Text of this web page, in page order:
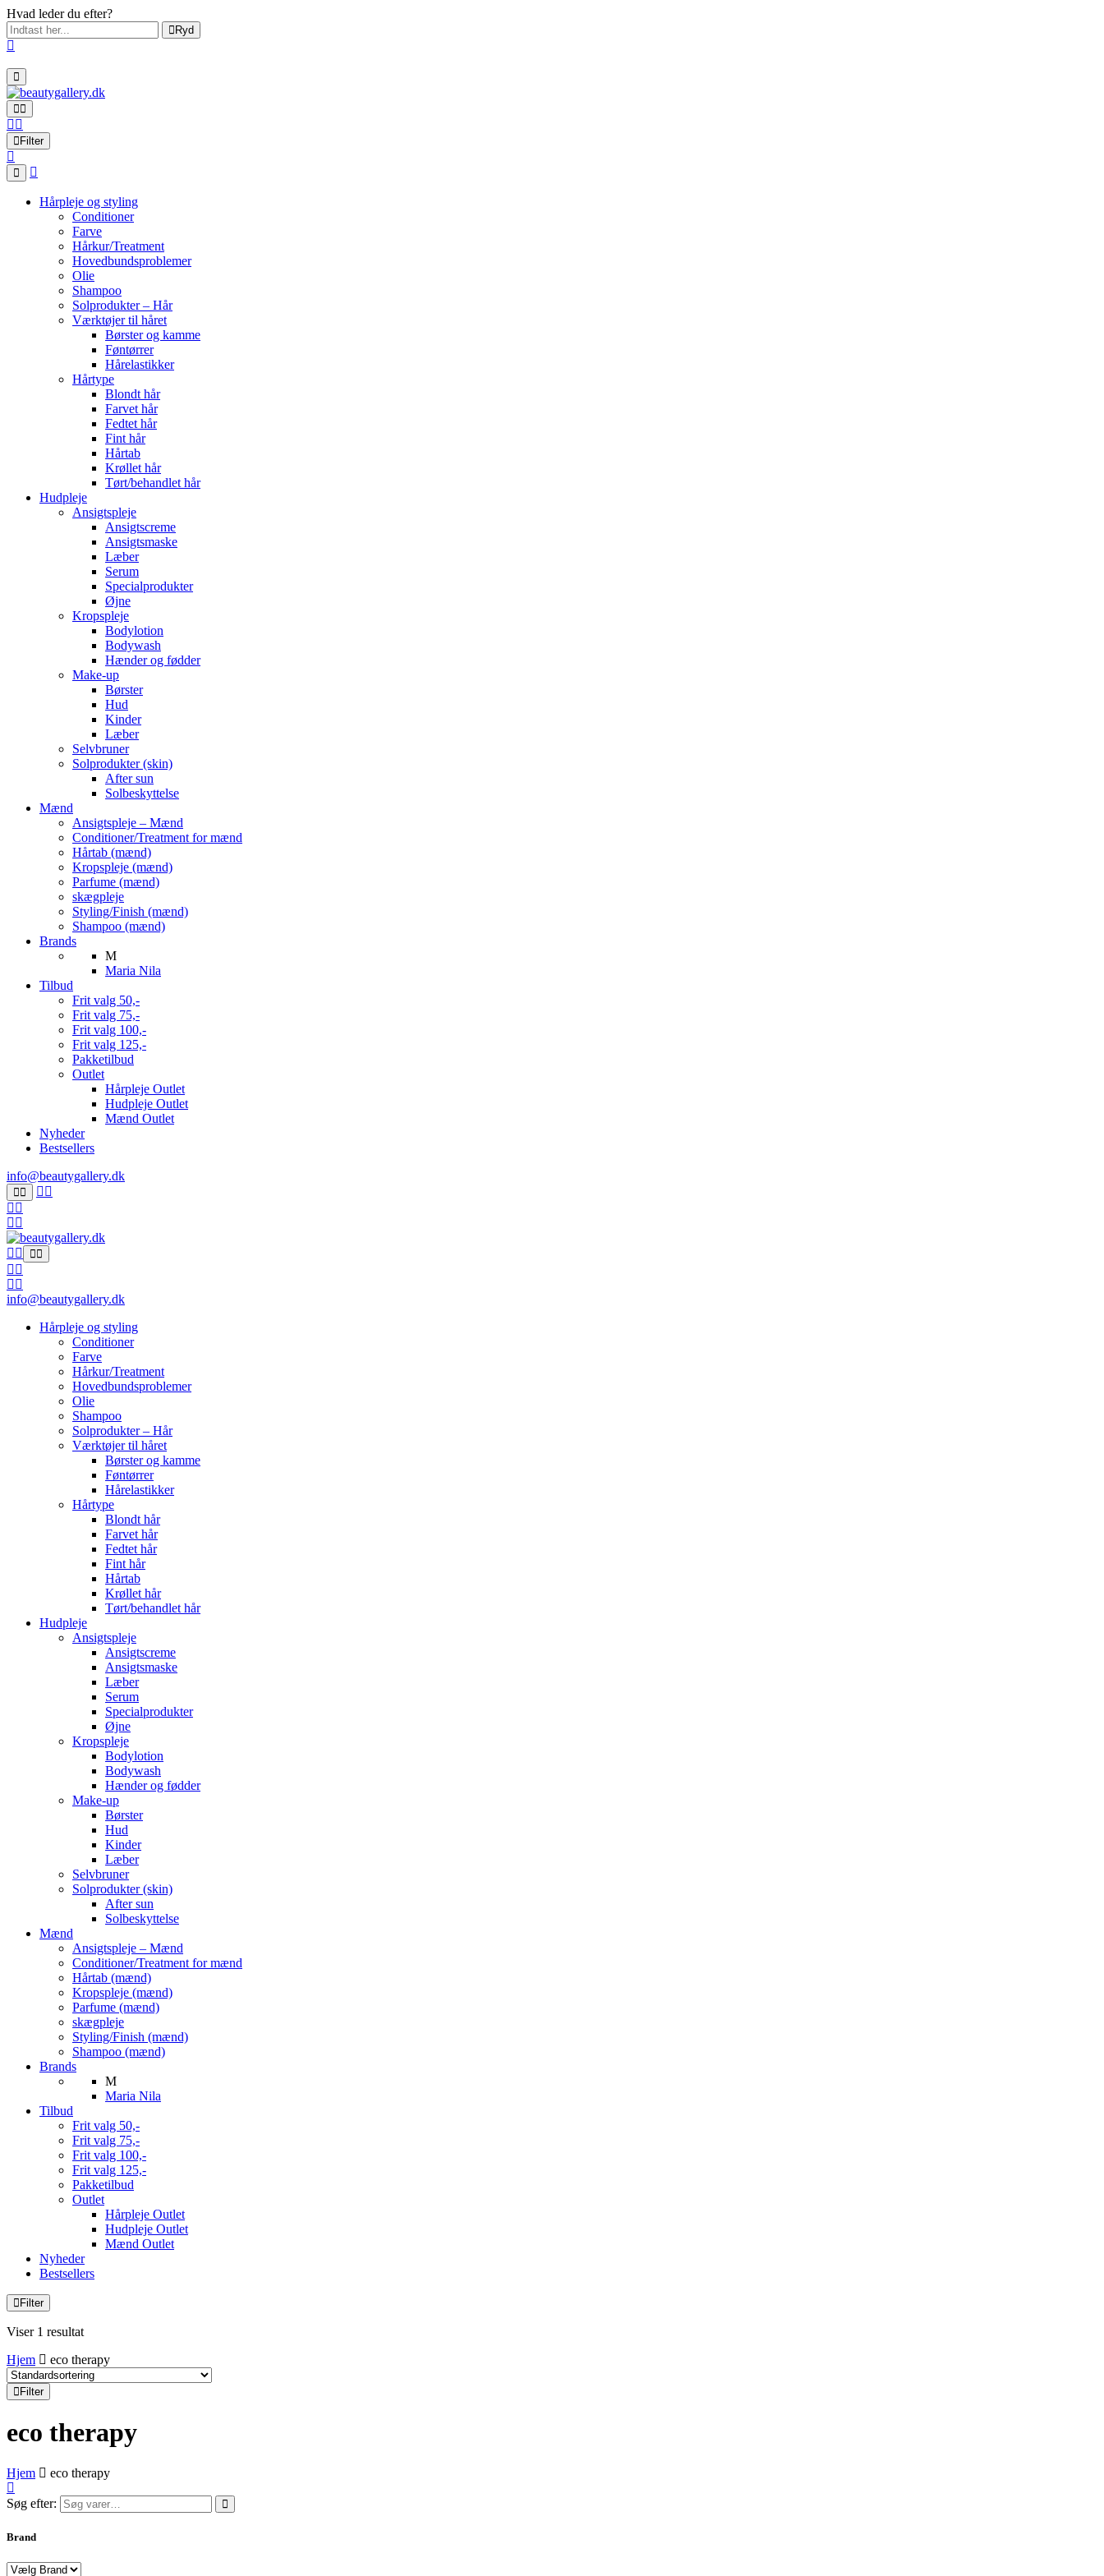
Hvad leder du efter?
Ryd
Filter
Hårpleje og styling
Conditioner
Farve
Hårkur/Treatment
Hovedbundsproblemer
Olie
Shampoo
Solprodukter – Hår
Værktøjer til håret
Børster og kamme
Føntørrer
Hårelastikker
Hårtype
Blondt hår
Farvet hår
Fedtet hår
Fint hår
Hårtab
Krøllet hår
Tørt/behandlet hår
Hudpleje
Ansigtspleje
Ansigtscreme
Ansigtsmaske
Læber
Serum
Specialprodukter
Øjne
Kropspleje
Bodylotion
Bodywash
Hænder og fødder
Make-up
Børster
Hud
Kinder
Læber
Selvbruner
Solprodukter (skin)
After sun
Solbeskyttelse
Mænd
Ansigtspleje – Mænd
Conditioner/Treatment for mænd
Hårtab (mænd)
Kropspleje (mænd)
Parfume (mænd)
skægpleje
Styling/Finish (mænd)
Shampoo (mænd)
Brands
M
Maria Nila
Tilbud
Frit valg 50,-
Frit valg 75,-
Frit valg 100,-
Frit valg 125,-
Pakketilbud
Outlet
Hårpleje Outlet
Hudpleje Outlet
Mænd Outlet
Nyheder
Bestsellers
info@beautygallery.dk
info@beautygallery.dk
Hårpleje og styling
Conditioner
Farve
Hårkur/Treatment
Hovedbundsproblemer
Olie
Shampoo
Solprodukter – Hår
Værktøjer til håret
Børster og kamme
Føntørrer
Hårelastikker
Hårtype
Blondt hår
Farvet hår
Fedtet hår
Fint hår
Hårtab
Krøllet hår
Tørt/behandlet hår
Hudpleje
Ansigtspleje
Ansigtscreme
Ansigtsmaske
Læber
Serum
Specialprodukter
Øjne
Kropspleje
Bodylotion
Bodywash
Hænder og fødder
Make-up
Børster
Hud
Kinder
Læber
Selvbruner
Solprodukter (skin)
After sun
Solbeskyttelse
Mænd
Ansigtspleje – Mænd
Conditioner/Treatment for mænd
Hårtab (mænd)
Kropspleje (mænd)
Parfume (mænd)
skægpleje
Styling/Finish (mænd)
Shampoo (mænd)
Brands
M
Maria Nila
Tilbud
Frit valg 50,-
Frit valg 75,-
Frit valg 100,-
Frit valg 125,-
Pakketilbud
Outlet
Hårpleje Outlet
Hudpleje Outlet
Mænd Outlet
Nyheder
Bestsellers
Filter
Viser 1 resultat
Hjem
eco therapy
Filter
eco therapy
Hjem eco therapy
Søg efter:
Brand